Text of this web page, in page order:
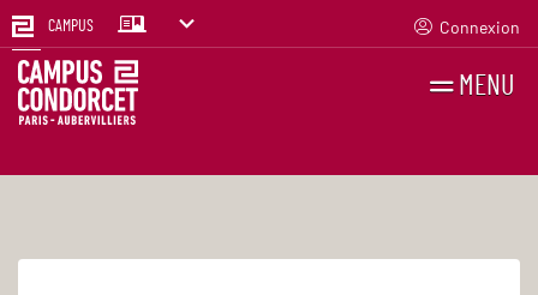
CAMPUS Connexion
MENU